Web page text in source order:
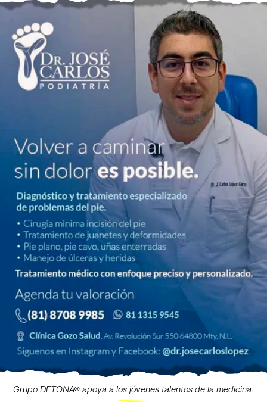
Grupo DETONA® apoya a los jóvenes talentos de la medicina.